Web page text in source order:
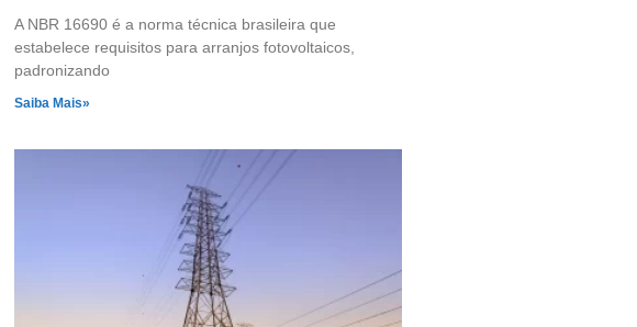
A NBR 16690 é a norma técnica brasileira que
estabelece requisitos para arranjos fotovoltaicos,
padronizando
Saiba Mais»